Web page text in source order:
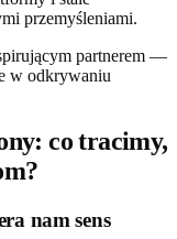
przemyśleniami.
partnerem —
w odkrywaniu
co tracimy,
nam sens